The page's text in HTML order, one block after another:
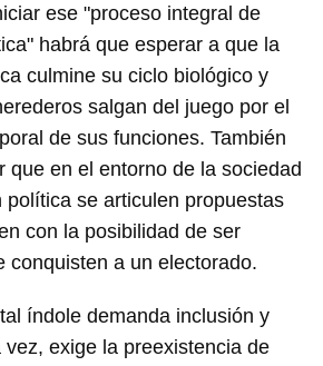
ese "proceso integral de
habrá que esperar a que la
culmine su ciclo biológico y
salgan del juego por el
de sus funciones. También
que en el entorno de la sociedad
política se articulen propuestas
con la posibilidad de ser
conquisten a un electorado.
índole demanda inclusión y
exige la preexistencia de